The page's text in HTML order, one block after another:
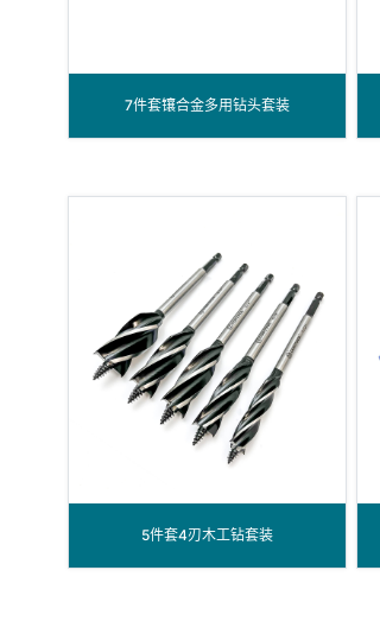
7件套镶合金多用钻头套装
5件套4刃木工钻套装